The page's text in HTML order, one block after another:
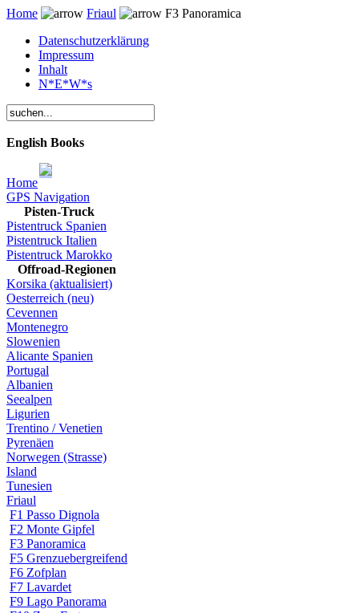
Home Friaul
F3 Panoramica
Datenschutzerklärung
Impressum
Inhalt
N*E*W*s
English Books
Home
GPS Navigation
Pisten-Truck
Pistentruck Spanien
Pistentruck Italien
Pistentruck Marokko
Offroad-Regionen
Korsika (aktualisiert)
Oesterreich (neu)
Cevennen
Montenegro
Slowenien
Alicante Spanien
Portugal
Albanien
Seealpen
Ligurien
Trentino / Venetien
Pyrenäen
Norwegen (Strasse)
Island
Tunesien
Friaul
F1 Passo Dignola
F2 Monte Gipfel
F3 Panoramica
F5 Grenzuebergreifend
F6 Zofplan
F7 Lavardet
F9 Lago Panorama